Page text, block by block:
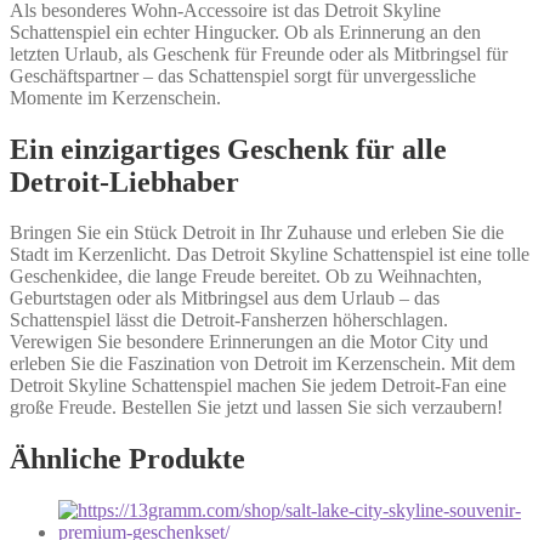
Als besonderes Wohn-Accessoire ist das Detroit Skyline
Schattenspiel ein echter Hingucker. Ob als Erinnerung an den
letzten Urlaub, als Geschenk für Freunde oder als Mitbringsel für
Geschäftspartner – das Schattenspiel sorgt für unvergessliche
Momente im Kerzenschein.
Ein einzigartiges Geschenk für alle
Detroit-Liebhaber
Bringen Sie ein Stück Detroit in Ihr Zuhause und erleben Sie die
Stadt im Kerzenlicht. Das Detroit Skyline Schattenspiel ist eine tolle
Geschenkidee, die lange Freude bereitet. Ob zu Weihnachten,
Geburtstagen oder als Mitbringsel aus dem Urlaub – das
Schattenspiel lässt die Detroit-Fansherzen höherschlagen.
Verewigen Sie besondere Erinnerungen an die Motor City und
erleben Sie die Faszination von Detroit im Kerzenschein. Mit dem
Detroit Skyline Schattenspiel machen Sie jedem Detroit-Fan eine
große Freude. Bestellen Sie jetzt und lassen Sie sich verzaubern!
Ähnliche Produkte